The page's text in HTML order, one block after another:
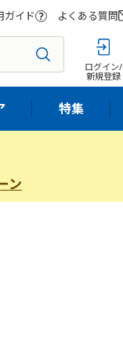
ガイド よくある質問
ログイン/
新規登録
特集
ン